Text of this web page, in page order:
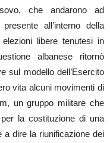
che andarono ad
all’interno della
libere tenutesi in
albanese ritornò
sul modello dell’Esercito
vita alcuni movimenti di
un gruppo militare che
la costituzione di una
a dire la riunificazione dei